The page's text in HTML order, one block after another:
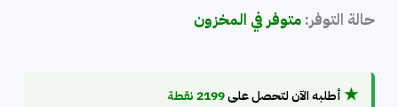
حالة التوفر: متوفر في المخزون
★أطلبه الآن لتحصل على2199 نقطة